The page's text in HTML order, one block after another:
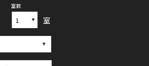
室数
室